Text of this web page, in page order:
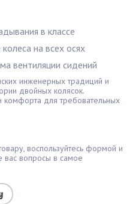
в классе
на всех осях
вентиляции сидений
инженерных традиций и
двойных колясок.
комфорта для требовательных
воспользуйтесь формой и
вас вопросы в самое